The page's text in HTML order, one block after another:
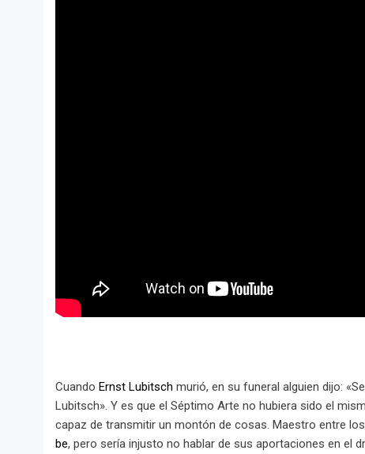
Cuando Ernst Lubitsch murió, en su funeral alguien dijo:
Lubitsch». Y es que el Séptimo Arte no hubiera sido el
capaz de transmitir un montón de cosas. Maestro entre
be, pero sería injusto no hablar de sus aportaciones en el